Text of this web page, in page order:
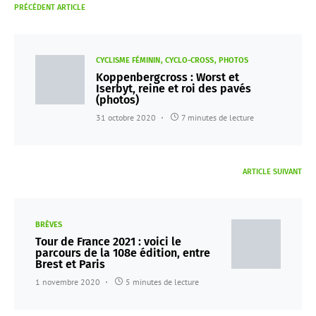
PRÉCÉDENT ARTICLE
CYCLISME FÉMININ CYCLO-CROSS PHOTOS
Koppenbergcross : Worst et
Iserbyt, reine et roi des pavés
(photos)
31 octobre 2020 7 minutes de lecture
ARTICLE SUIVANT
BRÈVES
Tour de France 2021 : voici le
parcours de la 108e édition, entre
Brest et Paris
1 novembre 2020 5 minutes de lecture